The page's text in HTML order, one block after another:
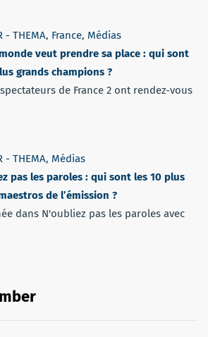
- THEMA, France, Médias
veut prendre sa place : qui sont
grands champions ?
de France 2 ont rendez-vous
- THEMA, Médias
pas les paroles : qui sont les 10 plus
de l’émission ?
dans N'oubliez pas les paroles avec